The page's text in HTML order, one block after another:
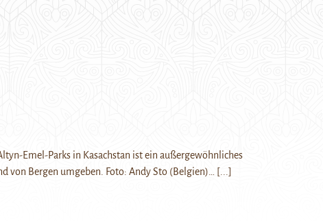
Emel-Parks in Kasachstan ist ein außergewöhnliches
von Bergen umgeben. Foto: Andy Sto (Belgien)…
[...]